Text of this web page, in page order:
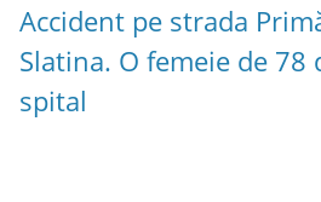
Accident pe strada
Slatina. O femeie de 78
spital